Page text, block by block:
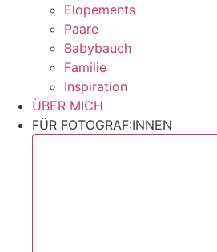
Elopements
Paare
Babybauch
Familie
Inspiration
ÜBER MICH
FÜR FOTOGRAF:INNEN